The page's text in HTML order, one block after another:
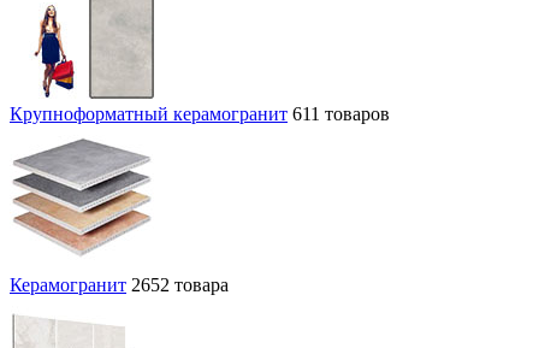
Крупноформатный керамогранит 611 товаров
Керамогранит 2652 товара